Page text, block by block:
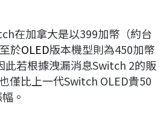
在加拿大是以399加幣（約台
於OLED版本機型則為450加幣
此若根據洩漏消息Switch 2的販
僅比上一代Switch OLED貴50
。